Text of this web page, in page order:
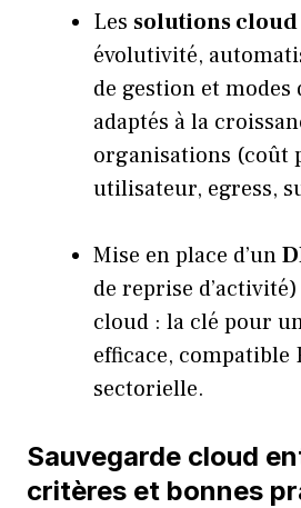
Les solutions cloud
évolutivité,
de gestion et
adaptés à la
organisations (coût
utilisateur, egress,
Mise en place d’un
de reprise
cloud : la clé pour
efficace, compatible
sectorielle.
Sauvegarde cloud
critères et bonnes